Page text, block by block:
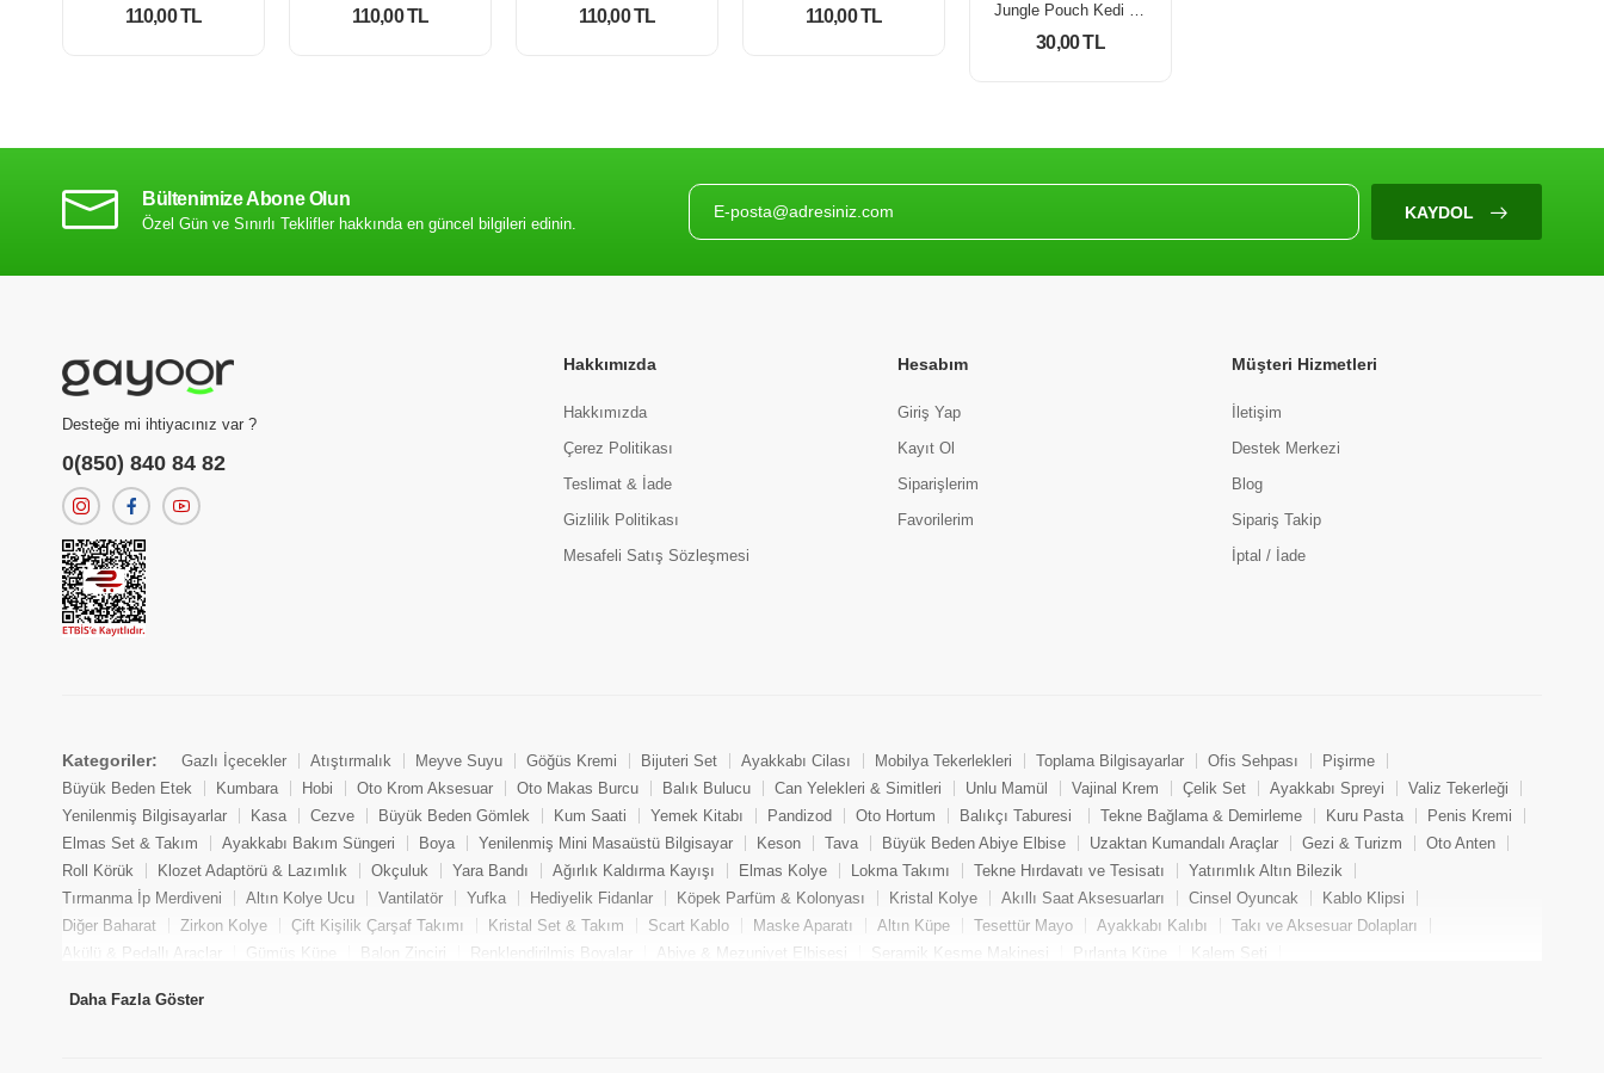
110,00 TL 110,00 TL 110,00 TL 110,00 TL Jungle Pouch Kedi Maması Kısır & Dana Eti Parçalı 100 Gr
30,00 TL
Bültenimize Abone Olun
Özel Gün ve Sınırlı Teklifler hakkında en güncel bilgileri edinin.
KAYDOL
Desteğe mi ihtiyacınız var ?
0(850) 840 84 82
Hakkımızda
Hakkımızda
Çerez Politikası
Teslimat & İade
Gizlilik Politikası
Mesafeli Satış Sözleşmesi
Hesabım
Giriş Yap
Kayıt Ol
Siparişlerim
Favorilerim
Müşteri Hizmetleri
İletişim
Destek Merkezi
Blog
Sipariş Takip
İptal / İade
Kategoriler: Gazlı İçecekler Atıştırmalık Meyve Suyu Göğüs Kremi Bijuteri Set Ayakkabı Cilası Mobilya Tekerlekleri Toplama Bilgisayarlar Ofis Sehpası
Pişirme
Büyük Beden Etek
Kumbara Hobi Oto Krom Aksesuar Oto Makas Burcu Balık Bulucu Can Yelekleri & Simitleri Unlu Mamül Vajinal Krem Çelik Set Ayakkabı Spreyi
Valiz Tekerleği
Yenilenmiş Bilgisayarlar
Kasa Cezve Büyük Beden Gömlek Kum Saati Yemek Kitabı Pandizod Oto Hortum Balıkçı Taburesi Tekne Bağlama & Demirleme Kuru Pasta
Penis Kremi
Elmas Set & Takım
Ayakkabı Bakım Süngeri Boya Yenilenmiş Mini Masaüstü Bilgisayar Keson Tava Büyük Beden Abiye Elbise Uzaktan Kumandalı Araçlar Gezi & Turizm
Oto Anten
Roll Körük
Klozet Adaptörü & Lazımlık Okçuluk Yara Bandı Ağırlık Kaldırma Kayışı Elmas Kolye Lokma Takımı Tekne Hırdavatı ve Tesisatı
Yatırımlık Altın Bilezik
Tırmanma İp Merdiveni
Altın Kolye Ucu Vantilatör Yufka Hediyelik Fidanlar Köpek Parfüm & Kolonyası Kristal Kolye Akıllı Saat Aksesuarları Cinsel Oyuncak
Kablo Klipsi
Diğer Baharat
Zirkon Kolye Çift Kişilik Çarşaf Takımı Kristal Set & Takım Scart Kablo Maske Aparatı Altın Küpe Tesettür Mayo Ayakkabı Kalıbı
Takı ve Aksesuar Dolapları
Akülü & Pedallı Araçlar
Gümüş Küpe Balon Zinciri Renklendirilmiş Boyalar Abiye & Mezuniyet Elbisesi Seramik Kesme Makinesi Pırlanta Küpe
Kalem Seti
Oto Lambası
Tencere
Daha Fazla Göster